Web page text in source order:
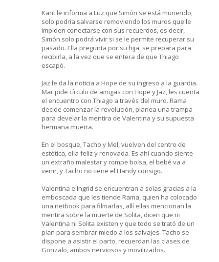
Kant le informa a Luz que Simón se está muriendo,
solo podría salvarse removiendo los muros que le
impiden conectarse con sus recuerdos, es decir,
Simón solo podrá vivir si se le permite recuperar su
pasado. Ella pregunta por su hija, se prepara para
recibirla, a la vez que se entera de que Thiago
escapó.
Jaz le da la noticia a Hope de su ingreso a la guardia.
Mar pide círculo de amigas con Hope y Jaz, les cuenta
el encuentro con Thiago a través del muro. Rama
decide comenzar la revolución, planea una trampa
para develar la mentira de Valentina y su supuesta
hermana muerta.
En el bosque, Tacho y Mel, vuelven del centro de
estética, ella feliz y renovada. Es ahí cuando siente
un extraño malestar y rompe bolsa, el bebé va a
venir, y Tacho no tiene el Handy consigo.
Valentina e Ingrid se encuentran a solas gracias a la
emboscada que les tiende Rama, quien ha colocado
una netbook para filmarlas, allí ellas mencionan la
mentira sobre la muerte de Solita, dicen que ni
Valentina ni Solita existen y que todo se trató de un
plan para sembrar miedo a los salvajes. Tacho se
dispone a asistir el parto, recuerdan las clases de
Gonzalo, ambos nerviosos y movilizados.